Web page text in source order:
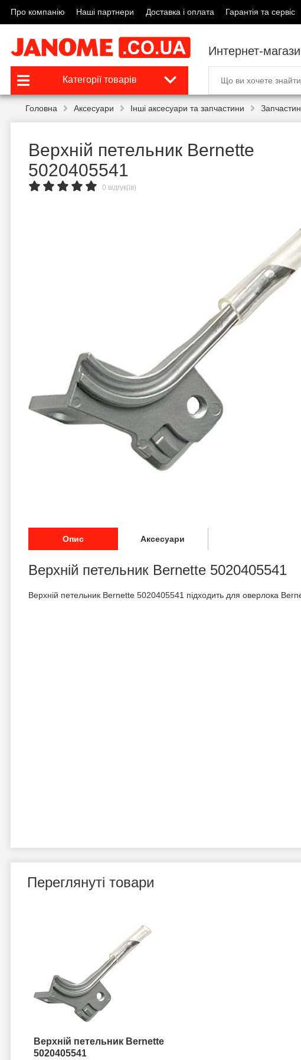
Про компанію Наші партнери Доставка і оплата Гарантія та сервіс
Интернет-
Категорії товарів
Головна Аксесуари Інші аксесуари та запчастини
Верхній петельник Bernette
5020405541
0 відгук(ів)
Опис Аксесуари
Верхній петельник Bernette 5020405541
Верхній петельник Bernette 5020405541 підходить для оверлока
Переглянуті товари
Верхній петельник Bernette
5020405541